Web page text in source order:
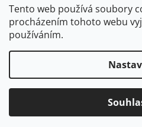
Tento web používá soubory
procházením tohoto webu
používáním.
republiky v Praze
ARCHIV
Vytvořil
Zacvic.cz -